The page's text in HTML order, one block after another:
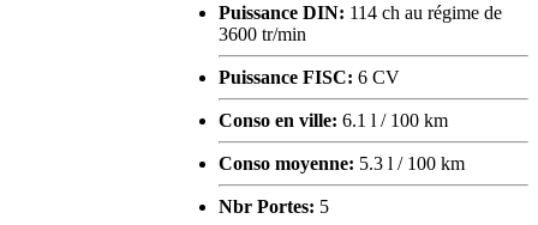
Puissance DIN: 114 ch au régime de
3600 tr/min
Puissance FISC: 6 CV
Conso en ville: 6.1 l / 100 km
Conso moyenne: 5.3 l / 100 km
Nbr Portes: 5